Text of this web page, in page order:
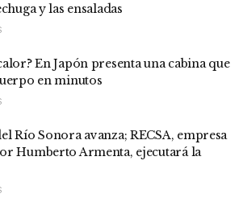
y las ensaladas
En Japón presenta una cabina que
en minutos
Río Sonora avanza; RECSA, empresa
Humberto Armenta, ejecutará la